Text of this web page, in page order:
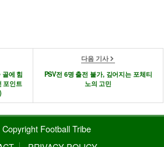
에 힘
포인트
다음 기사
PSV전 6명 출전 불가, 깊어지는 포체티
노의 고민
Football Tribe